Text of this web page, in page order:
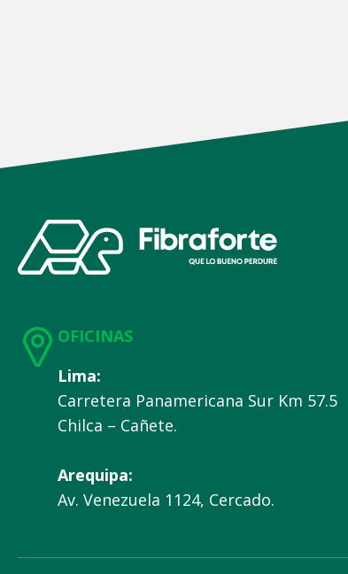
OFICINAS
Lima:
Carretera Panamericana Sur Km 57.5
Chilca – Cañete.
Arequipa:
Av. Venezuela 1124, Cercado.